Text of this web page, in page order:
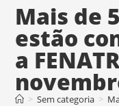
Mais de
estão
a
> Sem categoria >